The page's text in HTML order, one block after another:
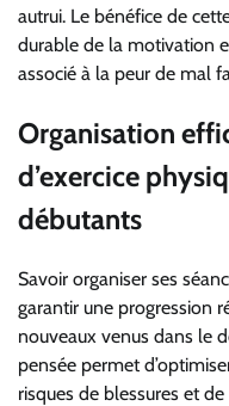
autrui. Le bénéfice de
durable de la motivation
associé à la peur de mal
Organisation
d’exercice
débutants
Savoir organiser ses
garantir une progression
nouveaux venus dans le
pensée permet
risques de blessures et